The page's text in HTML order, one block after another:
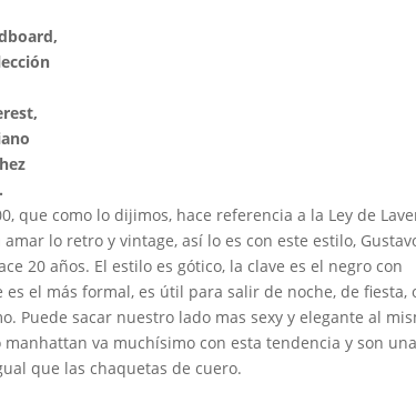
que como lo dijimos, hace referencia a la Ley de
lo retro y vintage, así lo es con este estilo,
20 años. El estilo es gótico, la clave es el negro con
el más formal, es útil para salir de noche, de fiesta,
Puede sacar nuestro lado mas sexy y elegante al
va muchísimo con esta tendencia y son
que las chaquetas de cuero.